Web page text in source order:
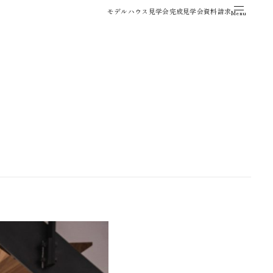
モデルハウス見学会完成見学会資料請求Menu